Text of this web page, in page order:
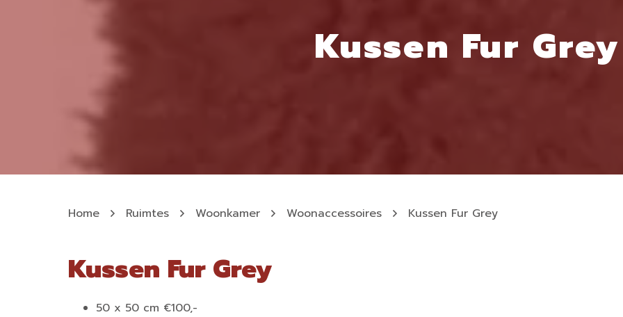
Kussen Fur Grey
Home Ruimtes Woonkamer Woonaccessoires Kussen Fur Grey
Kussen Fur Grey
50 x 50 cm €100,-